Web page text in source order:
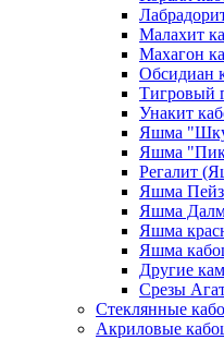
Малахит
Махагон
Обсидиан
Тигровый
Унакит
Яшма
Яшма
Регалит
Яшма
Яшма
Яшма
Яшма
Другие
Срезы
Стеклянные
Акриловые